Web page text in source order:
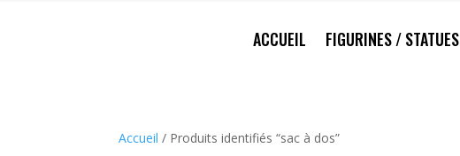
ACCUEIL FIGURINES / STATUES
Accueil / Produits identifiés “sac à dos”